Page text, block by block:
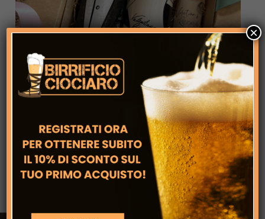
Rendi Unico il tuo Evento: Lattine
Personalizzate e Noleggio Spillatori
×